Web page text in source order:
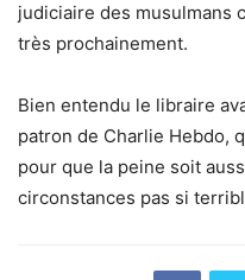
judiciaire des musulmans
très prochainement.
Bien entendu le libraire
patron de Charlie Hebdo,
pour que la peine soit
circonstances pas si